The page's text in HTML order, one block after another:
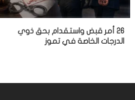
26 أمر قبض واستقدام بحق ذوي
الدرجات الخاصة في تموز